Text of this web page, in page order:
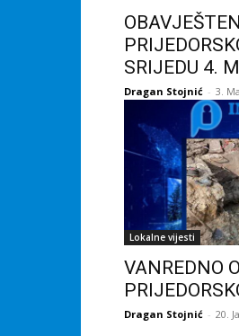
SRIJEDU 4.
Dragan Stojnić - 3.
Lokalne vijesti
VANREDNO
Dragan Stojnić - 20.